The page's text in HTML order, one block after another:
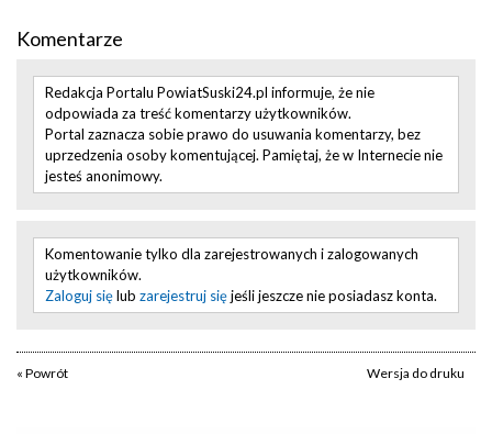
Komentarze
Redakcja Portalu PowiatSuski24.pl informuje, że nie
odpowiada za treść komentarzy użytkowników.
Portal zaznacza sobie prawo do usuwania komentarzy, bez
uprzedzenia osoby komentującej. Pamiętaj, że w Internecie nie
jesteś anonimowy.
Komentowanie tylko dla zarejestrowanych i zalogowanych
użytkowników.
Zaloguj sięlub zarejestruj sięjeśli jeszcze nie posiadasz konta.
« Powrót Wersja do druku